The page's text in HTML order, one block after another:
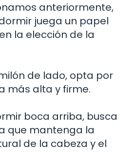
anteriormente,
juega un papel
la elección de la
de lado, opta por
más alta y firme.
boca arriba, busca
que mantenga la
de la cabeza y el